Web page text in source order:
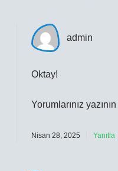
admin
Oktay!
Yorumlarınız yazının
Nisan 28, 2025 Yanıtla